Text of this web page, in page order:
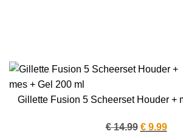
Gillette Fusion 5 Scheerset Houder +
€14.99 €9.99